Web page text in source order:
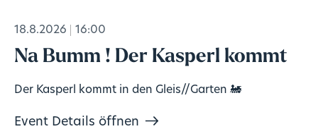
18.8.2026 16:00
Na Bumm ! Der Kasperl kommt
Der Kasperl kommt in den Gleis//Garten 🚂
Event Details öffnen